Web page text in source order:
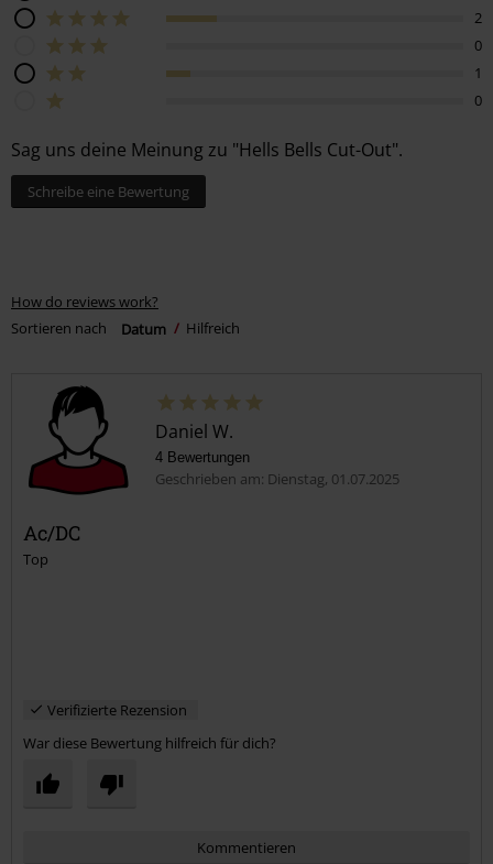
2
0
1
0
Sag uns deine Meinung zu "Hells Bells Cut-Out".
Schreibe eine Bewertung
How do reviews work?
Sortieren nach
Datum Hilfreich
Daniel W.
4 Bewertungen
Geschrieben am: Dienstag, 01.07.2025
Ac/DC
Top
Verifizierte Rezension
War diese Bewertung hilfreich für dich?
Kommentieren